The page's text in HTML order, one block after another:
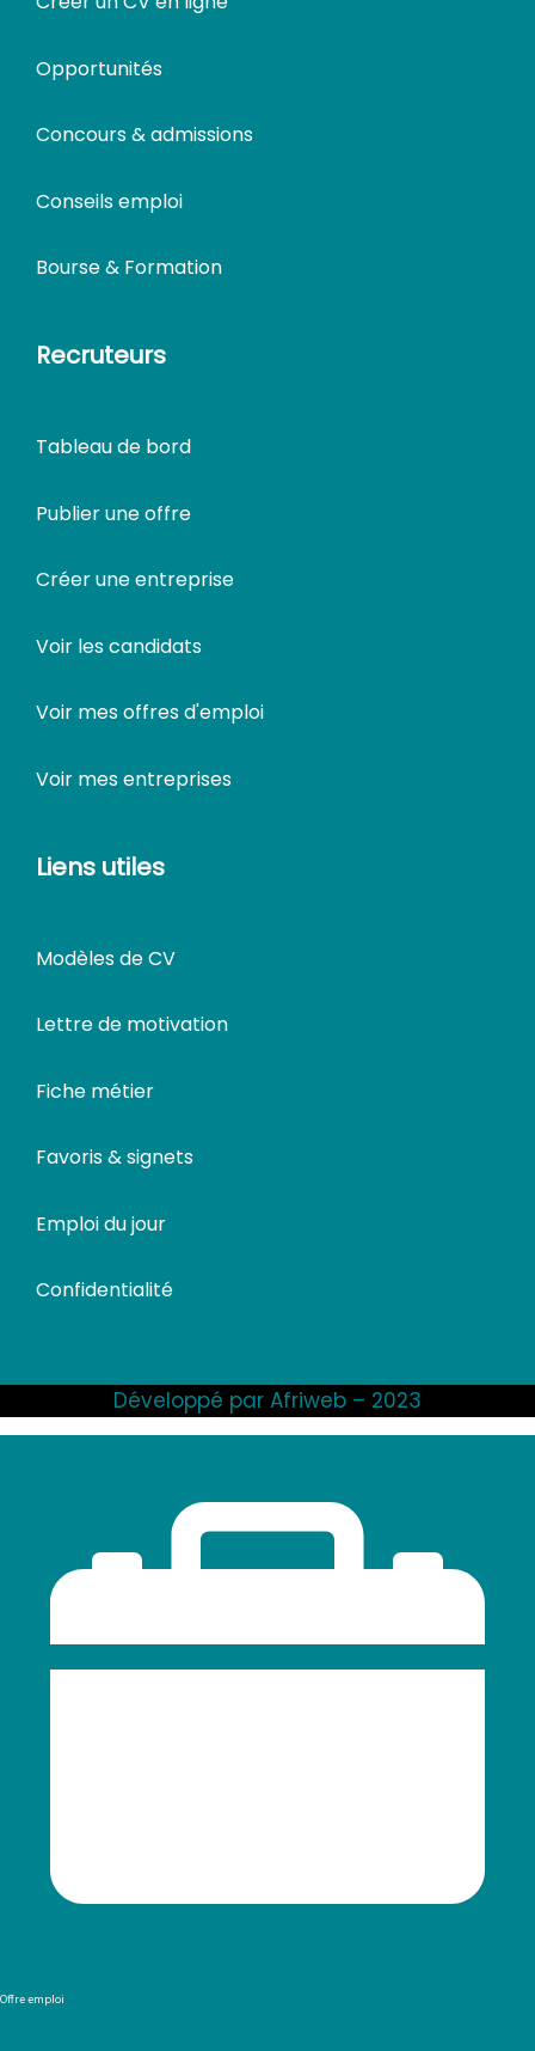
Opportunités
Concours & admissions
Conseils emploi
Bourse & Formation
Recruteurs
Tableau de bord
Publier une offre
Créer une entreprise
Voir les candidats
Voir mes offres d'emploi
Voir mes entreprises
Liens utiles
Modèles de CV
Lettre de motivation
Fiche métier
Favoris & signets
Emploi du jour
Confidentialité
Développé par Afriweb – 2023
Offre emploi